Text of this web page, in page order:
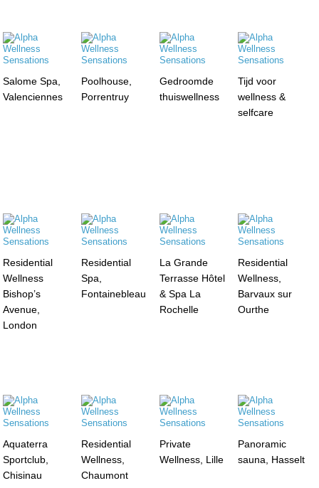
Salome Spa,
Valenciennes
Poolhouse,
Porrentruy
Gedroomde
thuiswellness
Tijd voor
wellness &
selfcare
Residential
Wellness
Bishop’s
Avenue,
London
Residential
Spa,
Fontainebleau
La Grande
Terrasse Hôtel
& Spa La
Rochelle
Residential
Wellness,
Barvaux sur
Ourthe
Aquaterra
Sportclub,
Chisinau
Residential
Wellness,
Chaumont
Private
Wellness, Lille
Panoramic
sauna, Hasselt